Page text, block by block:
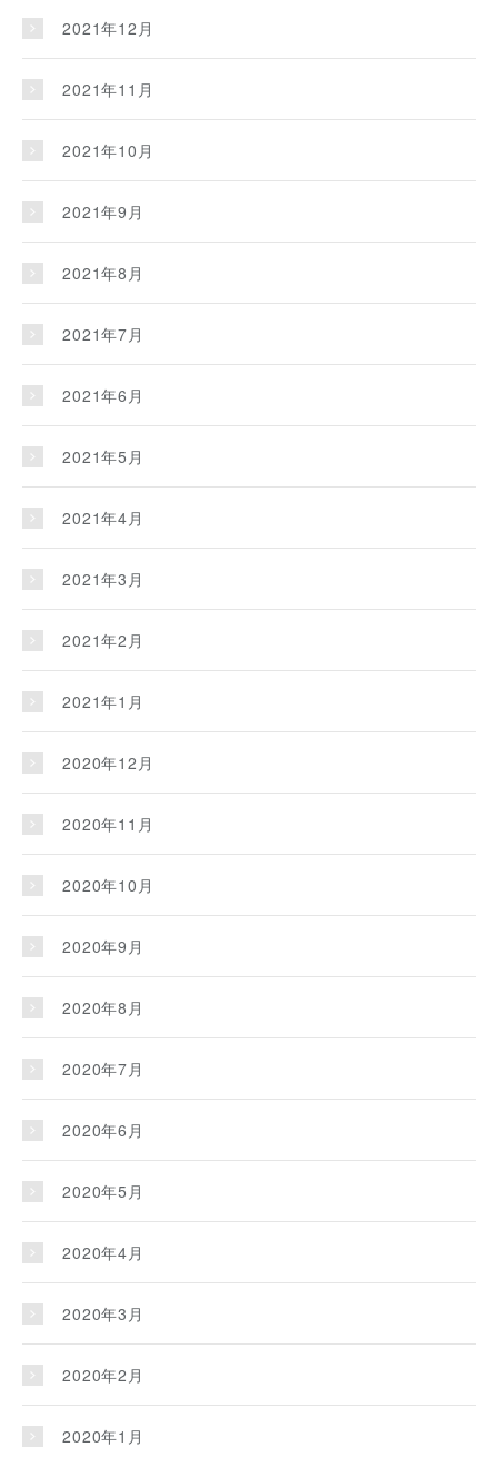
2021年12月
2021年11月
2021年10月
2021年9月
2021年8月
2021年7月
2021年6月
2021年5月
2021年4月
2021年3月
2021年2月
2021年1月
2020年12月
2020年11月
2020年10月
2020年9月
2020年8月
2020年7月
2020年6月
2020年5月
2020年4月
2020年3月
2020年2月
2020年1月